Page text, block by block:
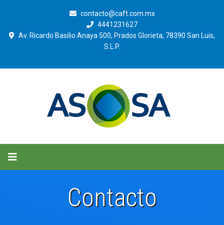
contacto@caft.com.mx
4441231627
Av. Ricardo Basilio Anaya 500, Prados Glorieta, 78390 San Luis,
S.L.P.
Contacto